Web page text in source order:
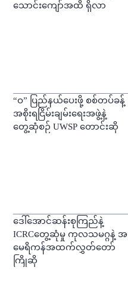
သောင်းကျော်အထိ ရှိလာ
“ဝ” ပြည်နယ်ပေးဖို့ စစ်တပ်ခန့်
အစိုးရငြိမ်းချမ်းရေးအဖွဲ့နဲ့
တွေ့ဆုံစဉ် UWSP တောင်းဆို
ဒေါ်အောင်ဆန်းစုကြည်နဲ့
ICRCတွေ့ဆုံမှု ကုလသမဂ္ဂနဲ့ အ
မေရိကန်အထက်လွှတ်တော်
ကြိုဆို